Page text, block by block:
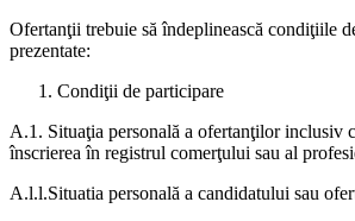
Ofertanţii trebuie să îndeplinească condiţiile
prezentate:
Condiţii de participare
A.1. Situaţia personală a ofertanţilor inclusiv
înscrierea în registrul comerţului sau al
A.l.l.Situatia personală a candidatului sau